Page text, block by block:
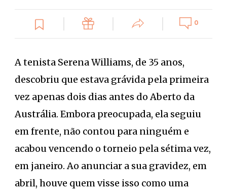
0
A tenista Serena Williams, de 35 anos,
descobriu que estava grávida pela primeira
vez apenas dois dias antes do Aberto da
Austrália. Embora preocupada, ela seguiu
em frente, não contou para ninguém e
acabou vencendo o torneio pela sétima vez,
em janeiro. Ao anunciar a sua gravidez, em
abril, houve quem visse isso como uma